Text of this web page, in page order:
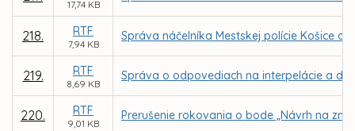
17,74 KB
218. RTF
7,94 KB
Správa náčelníka Mestskej polície Košice o
219. RTF
8,69 KB
Správa o odpovediach na interpelácie a
220. RTF
9,01 KB
Prerušenie rokovania o bode „Návrh na